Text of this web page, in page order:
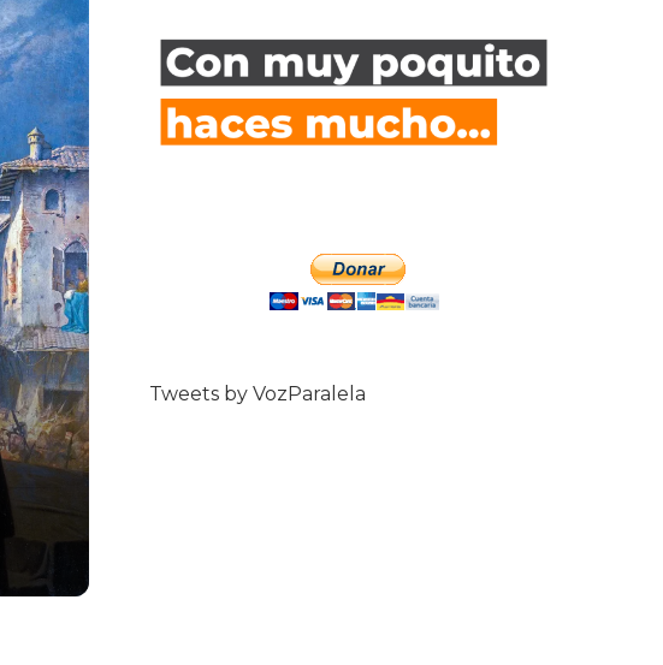
Tweets by VozParalela